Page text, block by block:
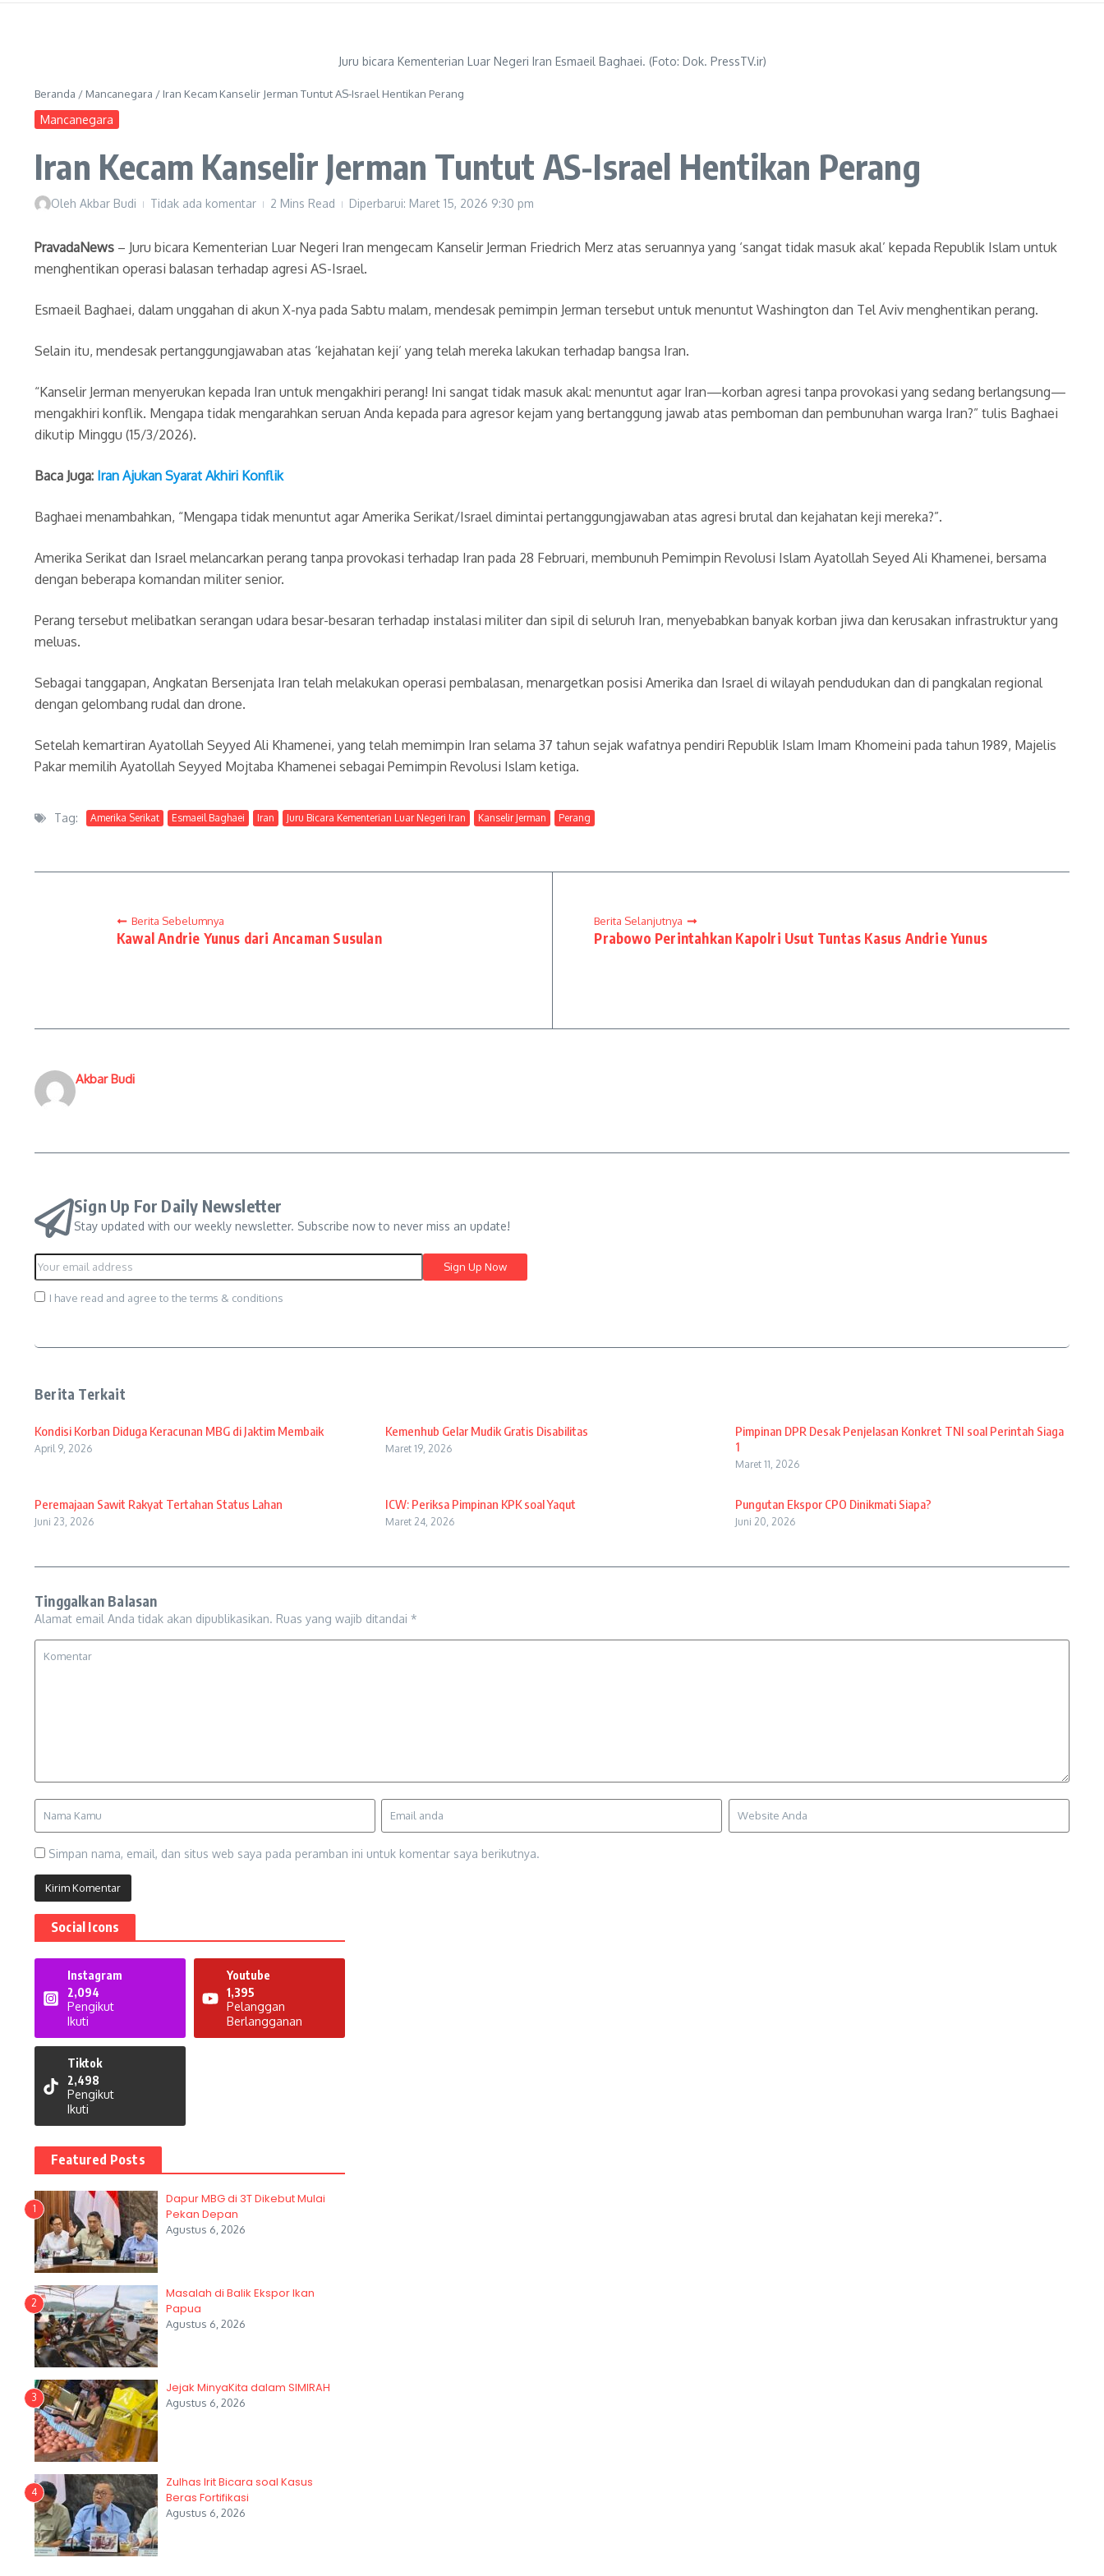
Juru bicara Kementerian Luar Negeri Iran Esmaeil Baghaei. (Foto: Dok. PressTV.ir)
Beranda / Mancanegara / Iran Kecam Kanselir Jerman Tuntut AS-Israel Hentikan Perang
Mancanegara
Iran Kecam Kanselir Jerman Tuntut AS-Israel Hentikan Perang
Oleh Akbar Budi Tidak ada komentar 2 Mins Read Diperbarui: Maret 15, 2026 9:30 pm
PravadaNews – Juru bicara Kementerian Luar Negeri Iran mengecam Kanselir Jerman Friedrich Merz atas seruannya yang ‘sangat tidak masuk akal’ kepada Republik Islam untuk
menghentikan operasi balasan terhadap agresi AS-Israel.
Esmaeil Baghaei, dalam unggahan di akun X-nya pada Sabtu malam, mendesak pemimpin Jerman tersebut untuk menuntut Washington dan Tel Aviv menghentikan perang.
Selain itu, mendesak pertanggungjawaban atas ‘kejahatan keji’ yang telah mereka lakukan terhadap bangsa Iran.
“Kanselir Jerman menyerukan kepada Iran untuk mengakhiri perang! Ini sangat tidak masuk akal: menuntut agar Iran—korban agresi tanpa provokasi yang sedang berlangsung—
mengakhiri konflik. Mengapa tidak mengarahkan seruan Anda kepada para agresor kejam yang bertanggung jawab atas pemboman dan pembunuhan warga Iran?” tulis Baghaei
dikutip Minggu (15/3/2026).
Baca Juga: Iran Ajukan Syarat Akhiri Konflik
Baghaei menambahkan, “Mengapa tidak menuntut agar Amerika Serikat/Israel dimintai pertanggungjawaban atas agresi brutal dan kejahatan keji mereka?”.
Amerika Serikat dan Israel melancarkan perang tanpa provokasi terhadap Iran pada 28 Februari, membunuh Pemimpin Revolusi Islam Ayatollah Seyed Ali Khamenei, bersama
dengan beberapa komandan militer senior.
Perang tersebut melibatkan serangan udara besar-besaran terhadap instalasi militer dan sipil di seluruh Iran, menyebabkan banyak korban jiwa dan kerusakan infrastruktur yang
meluas.
Sebagai tanggapan, Angkatan Bersenjata Iran telah melakukan operasi pembalasan, menargetkan posisi Amerika dan Israel di wilayah pendudukan dan di pangkalan regional
dengan gelombang rudal dan drone.
Setelah kemartiran Ayatollah Seyyed Ali Khamenei, yang telah memimpin Iran selama 37 tahun sejak wafatnya pendiri Republik Islam Imam Khomeini pada tahun 1989, Majelis
Pakar memilih Ayatollah Seyyed Mojtaba Khamenei sebagai Pemimpin Revolusi Islam ketiga.
Tag: Amerika Serikat Esmaeil Baghaei Iran Juru Bicara Kementerian Luar Negeri Iran Kanselir Jerman Perang
Berita Sebelumnya
Kawal Andrie Yunus dari Ancaman Susulan
Berita Selanjutnya
Prabowo Perintahkan Kapolri Usut Tuntas Kasus Andrie Yunus
Akbar Budi
Sign Up For Daily Newsletter
Stay updated with our weekly newsletter. Subscribe now to never miss an update!
I have read and agree to the terms & conditions
Berita Terkait
Kondisi Korban Diduga Keracunan MBG di Jaktim Membaik
April 9, 2026
Kemenhub Gelar Mudik Gratis Disabilitas
Maret 19, 2026
Pimpinan DPR Desak Penjelasan Konkret TNI soal Perintah Siaga
1
Maret 11, 2026
Peremajaan Sawit Rakyat Tertahan Status Lahan
Juni 23, 2026
ICW: Periksa Pimpinan KPK soal Yaqut
Maret 24, 2026
Pungutan Ekspor CPO Dinikmati Siapa?
Juni 20, 2026
Tinggalkan Balasan
Alamat email Anda tidak akan dipublikasikan. Ruas yang wajib ditandai *
Simpan nama, email, dan situs web saya pada peramban ini untuk komentar saya berikutnya.
Social Icons
Instagram
2,094
Pengikut
Ikuti
Youtube
1,395
Pelanggan
Berlangganan
Tiktok
2,498
Pengikut
Ikuti
Featured Posts
1
Dapur MBG di 3T Dikebut Mulai
Pekan Depan
Agustus 6, 2026
2
Masalah di Balik Ekspor Ikan
Papua
Agustus 6, 2026
3
Jejak MinyaKita dalam SIMIRAH
Agustus 6, 2026
4
Zulhas Irit Bicara soal Kasus
Beras Fortifikasi
Agustus 6, 2026